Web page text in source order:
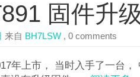
固件升级
来自 BH7LSW , 0 comments
年上市， 当时入手了一台